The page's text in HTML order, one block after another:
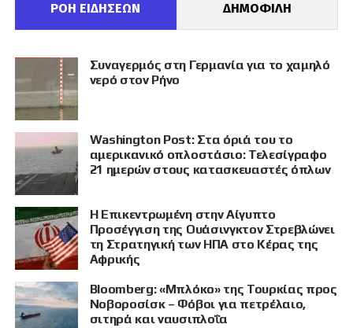
ΡΟΗ ΕΙΔΗΣΕΩΝ ΔΗΜΟΦΙΛΗ
Συναγερμός στη Γερμανία για το χαμηλό
νερό στον Ρήνο
Washington Post: Στα όριά του το
αμερικανικό οπλοστάσιο: Τελεσίγραφο
21 ημερών στους κατασκευαστές όπλων
Η Επικεντρωμένη στην Αίγυπτο
Προσέγγιση της Ουάσινγκτον Στρεβλώνει
τη Στρατηγική των ΗΠΑ στο Κέρας της
Αφρικής
Bloomberg: «Μπλόκο» της Τουρκίας προς
Νοβοροσίσκ – Φόβοι για πετρέλαιο,
σιτηρά και ναυσιπλοΐα